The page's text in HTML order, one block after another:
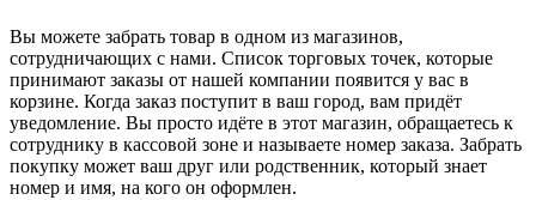
Вы можете забрать товар в одном из магазинов,
сотрудничающих с нами. Список торговых точек, которые
принимают заказы от нашей компании появится у вас в
корзине. Когда заказ поступит в ваш город, вам придёт
уведомление. Вы просто идёте в этот магазин, обращаетесь к
сотруднику в кассовой зоне и называете номер заказа. Забрать
покупку может ваш друг или родственник, который знает
номер и имя, на кого он оформлен.